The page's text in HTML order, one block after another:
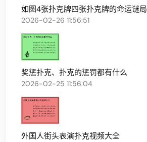
如图4张扑克牌四张扑克牌的命运谜局
2026-02-26 11:56:51
奖惩扑克、扑克的惩罚都有什么
2026-02-25 11:56:04
外国人街头表演扑克视频大全